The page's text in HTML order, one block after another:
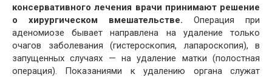
консервативного лечения врачи принимают решение
о хирургическом вмешательстве. Операция при
аденомиозе бывает направлена на удаление только
очагов заболевания (гистероскопия, лапароскопия), в
запущенных случаях — на удаление матки (полостная
операция). Показаниями к удалению органа служат